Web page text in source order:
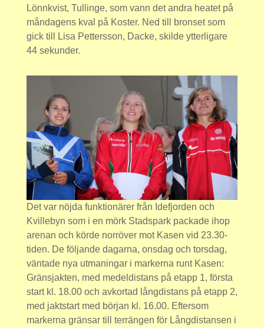
Lönnkvist, Tullinge, som vann det andra heatet på
måndagens kval på Koster. Ned till bronset som
gick till Lisa Pettersson, Dacke, skilde ytterligare
44 sekunder.
Det var nöjda funktionärer från Idefjorden och
Kvillebyn som i en mörk Stadspark packade ihop
arenan och körde norröver mot Kasen vid 23.30-
tiden. De följande dagarna, onsdag och torsdag,
väntade nya utmaningar i markerna runt Kasen:
Gränsjakten, med medeldistans på etapp 1, första
start kl. 18.00 och avkortad långdistans på etapp 2,
med jaktstart med början kl. 16.00. Eftersom
markerna gränsar till terrängen för Långdistansen i